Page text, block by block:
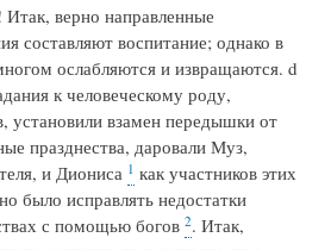
верно направленные
составляют воспитание; однако в
ослабляются и извращаются. d
к человеческому роду,
установили взамен передышки от
празднества, даровали Муз,
и Диониса 1 как участников этих
было исправлять недостатки
с помощью богов 2. Итак,